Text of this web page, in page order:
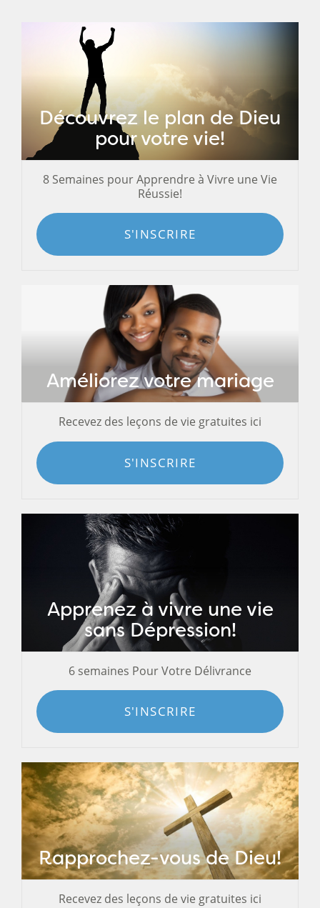
Découvrez le plan de Dieu
pour votre vie!
8 Semaines pour Apprendre à Vivre une Vie
Réussie!
S'INSCRIRE
Améliorez votre mariage
Recevez des leçons de vie gratuites ici
S'INSCRIRE
Apprenez à vivre une vie
sans Dépression!
6 semaines Pour Votre Délivrance
S'INSCRIRE
Rapprochez-vous de Dieu!
Recevez des leçons de vie gratuites ici